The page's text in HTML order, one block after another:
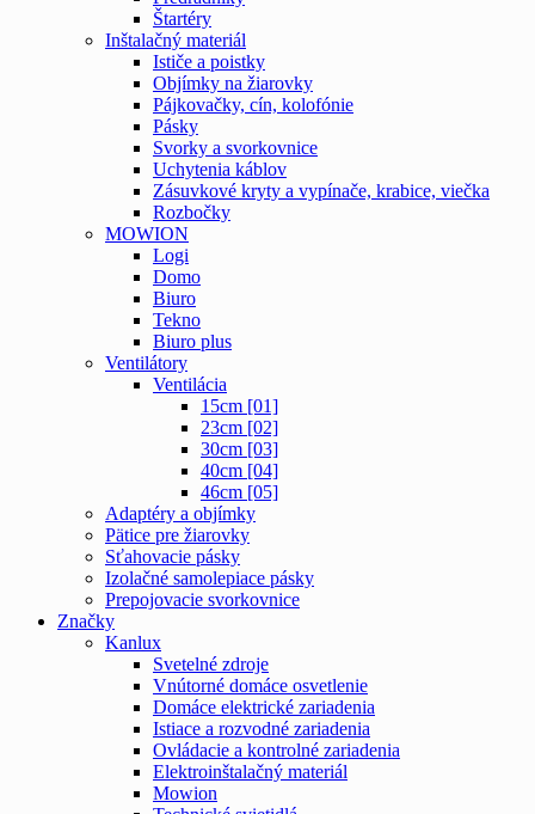
Štartéry
Inštalačný materiál
Ističe a poistky
Objímky na žiarovky
Pájkovačky, cín, kolofónie
Pásky
Svorky a svorkovnice
Uchytenia káblov
Zásuvkové kryty a vypínače, krabice, viečka
Rozbočky
MOWION
Logi
Domo
Biuro
Tekno
Biuro plus
Ventilátory
Ventilácia
15cm [01]
23cm [02]
30cm [03]
40cm [04]
46cm [05]
Adaptéry a objímky
Pätice pre žiarovky
Sťahovacie pásky
Izolačné samolepiace pásky
Prepojovacie svorkovnice
Značky
Kanlux
Svetelné zdroje
Vnútorné domáce osvetlenie
Domáce elektrické zariadenia
Istiace a rozvodné zariadenia
Ovládacie a kontrolné zariadenia
Elektroinštalačný materiál
Mowion